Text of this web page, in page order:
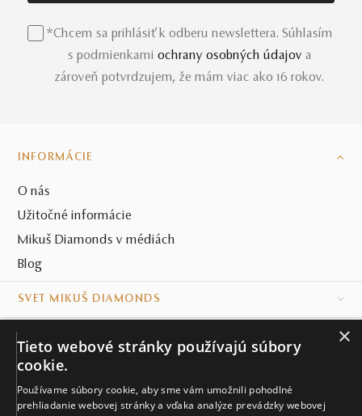
*Chcem sa prihlásiť k odberu newslettera. Súhlasím
s podmienkami ochrany osobných údajov a
zároveň potvrdzujem, že mám viac ako 16 rokov.
INFORMÁCIE
O nás
Užitočné informácie
Mikuš Diamonds v médiách
Blog
SVET MIKUŠ DIAMONDS
KONTAKT
Naše klenotníctva
×
Tieto webové stránky používajú súbory
cookie.
Používame súbory cookie, aby sme vám umožnili pohodlné
prehliadanie webovej stránky a vďaka analýze prevádzky webovej